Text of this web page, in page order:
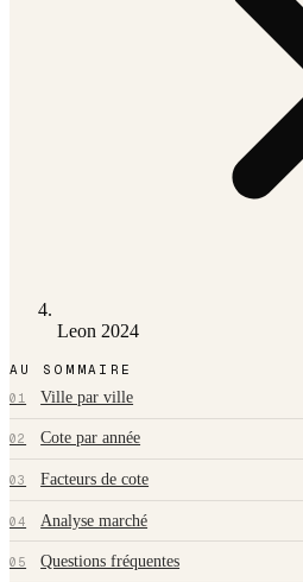
Leon 2024
AU SOMMAIRE
01 Ville par ville
02 Cote par année
03 Facteurs de cote
04 Analyse marché
05 Questions fréquentes